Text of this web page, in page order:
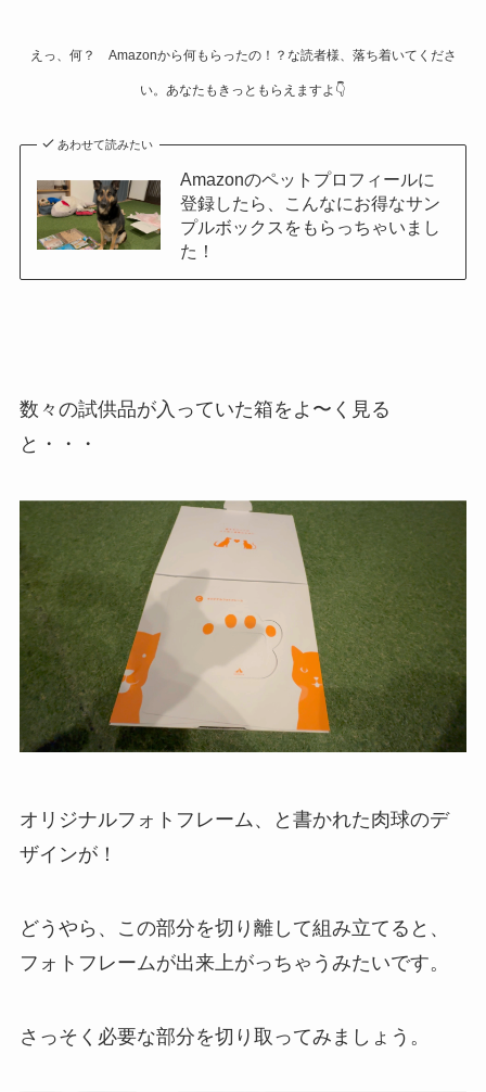
えっ、何？ Amazonから何もらったの！？な読者様、落ち着いてくださ
い。あなたもきっともらえますよ👇
あわせて読みたい
Amazonのペットプロフィールに
登録したら、こんなにお得なサン
プルボックスをもらっちゃいまし
た！
数々の試供品が入っていた箱をよ〜く見る
と・・・
オリジナルフォトフレーム、と書かれた肉球のデ
ザインが！
どうやら、この部分を切り離して組み立てると、
フォトフレームが出来上がっちゃうみたいです。
さっそく必要な部分を切り取ってみましょう。